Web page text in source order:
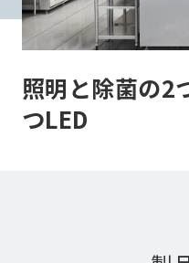
照明と除菌の2
つLED